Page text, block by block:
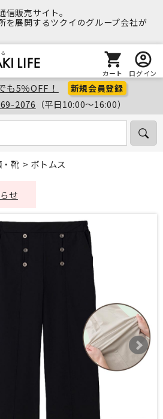
信販売サイト。
を展開するツクイのグループ会社が
カート ログイン
も5％OFF！ 新規会員登録
2076 （平日10:00～16:00）
靴 > ボトムス
せ